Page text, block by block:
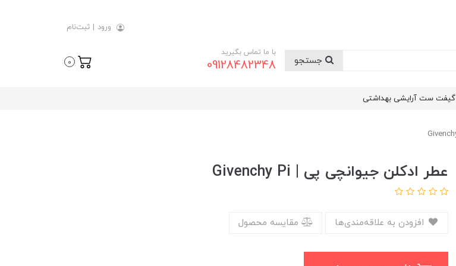
ورود | ثبت‌نام
با ما تماس بگیرید
09128482348
0
گیفت ست آرایشی بهداشتی
عطر ادکلن جیوانچی پی | Givenchy Pi
مقایسه محصول